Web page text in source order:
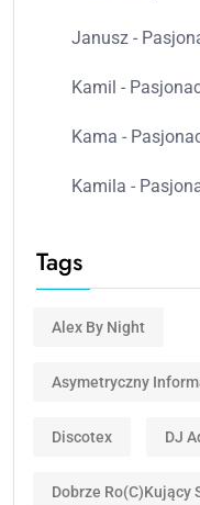
Janusz -
Kamil -
Kama -
Kamila -
Tags
Alex By Night
Asymetryczny
Discotex DJ
Dobrze Ro(c)kujący